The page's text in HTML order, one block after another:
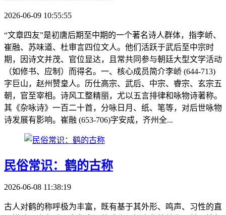
2026-06-09 10:55:55
“文章四友”是初唐后期至中期的一个著名诗人群体，指李峤、
崔融、苏味道、杜审言四位文人。他们活跃于武后至中宗时
期，因诗文并茂、官位显达，且常共同参与朝廷大型文学活动
（如修书、应制）而得名。一、核心成员简介李峤 (644-713)
字巨山，赵州赞皇人。历仕高宗、武后、中宗、睿宗、玄宗五
朝，官至宰相。诗风工整精丽，尤以五言排律和咏物诗著称。
其《杂咏诗》一百二十首，分咏日月、纸、笔等，对后世咏物
诗发展有影响。崔融 (653-706)字安成，齐州全...
民俗常识：鹤的古称
2026-06-08 11:38:19
古人对鹤的称呼极为丰富，既有基于其外形、鸣声、习性的直